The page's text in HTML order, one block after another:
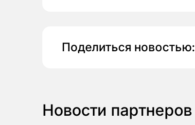
Поделиться новостью:
Новости партнеров